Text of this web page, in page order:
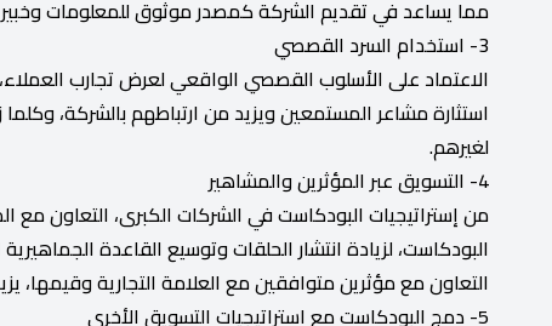
مما يساعد في تقديم الشركة كمصدر موثوق للمعلومات
3- استخدام السرد القصصي
الاعتماد على الأسلوب القصصي الواقعي لعرض تجارب العملاء،
استثارة مشاعر المستمعين ويزيد من ارتباطهم بالشركة،
لغيرهم.
4- التسويق عبر المؤثرين والمشاهير
من إستراتيجيات البودكاست في الشركات الكبرى، التعاون
البودكاست، لزيادة انتشار الحلقات وتوسيع القاعدة
التعاون مع مؤثرين متوافقين مع العلامة التجارية وقيمها،
5- دمج البودكاست مع استراتيجيات التسويق الأخرى